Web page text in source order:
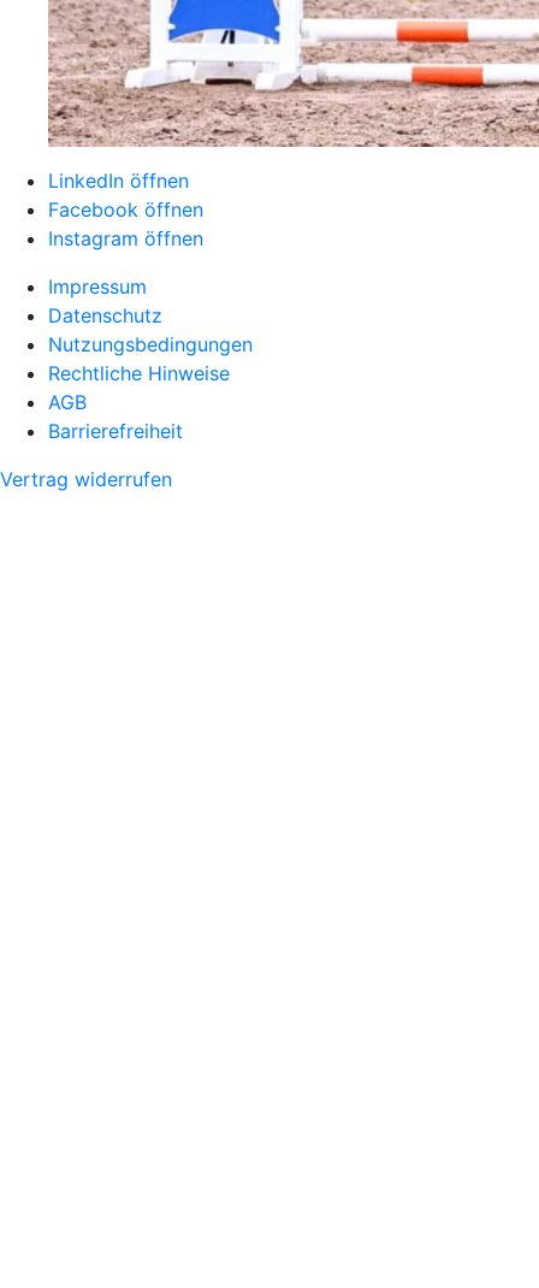
LinkedIn öffnen
Facebook öffnen
Instagram öffnen
Impressum
Datenschutz
Nutzungsbedingungen
Rechtliche Hinweise
AGB
Barrierefreiheit
Vertrag widerrufen